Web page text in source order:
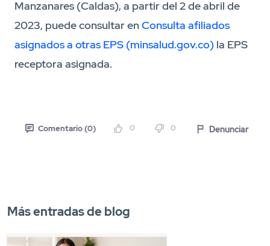
Manzanares (Caldas), a partir del 2 de abril de
2023, puede consultar enConsulta afiliados
asignados a otras EPS (minsalud.gov.co) la EPS
receptora asignada.
Comentario (0) 0 0 Denunciar
Más entradas de blog